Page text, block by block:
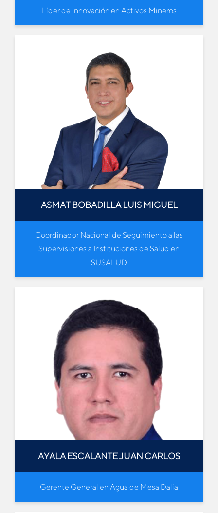
Líder de innovación en Activos Mineros
ASMAT BOBADILLA LUIS MIGUEL
Coordinador Nacional de Seguimiento a las
Supervisiones a Instituciones de Salud en
SUSALUD
AYALA ESCALANTE JUAN CARLOS
Gerente General en Agua de Mesa Dalia